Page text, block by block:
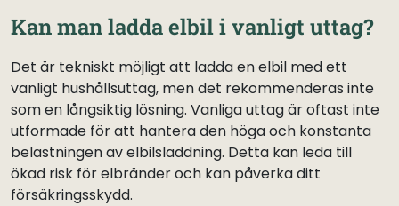
Kan man ladda elbil i vanligt uttag?
Det är tekniskt möjligt att ladda en elbil med ett
vanligt hushållsuttag, men det rekommenderas inte
som en långsiktig lösning. Vanliga uttag är oftast inte
utformade för att hantera den höga och konstanta
belastningen av elbilsladdning. Detta kan leda till
ökad risk för elbränder och kan påverka ditt
försäkringsskydd.